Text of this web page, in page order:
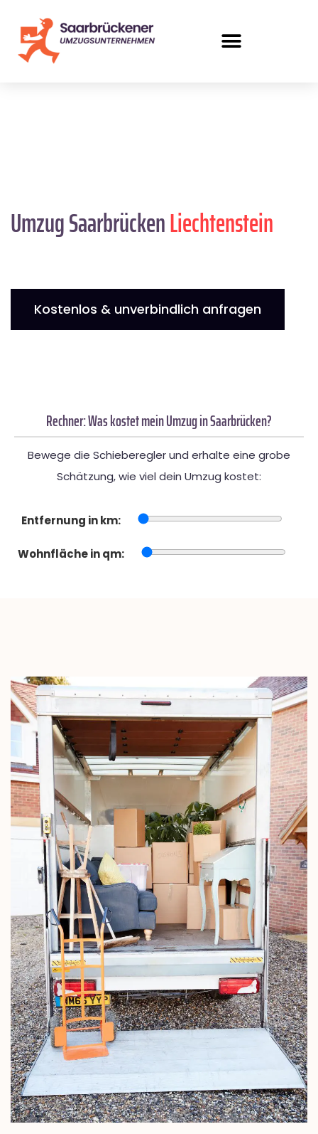
Umzug SaarbrückenLiechtenstein
Kostenlos & unverbindlich anfragen
Rechner: Was kostet mein Umzug in Saarbrücken?
Bewege die Schieberegler und erhalte eine grobe
Schätzung, wie viel dein Umzug kostet:
Entfernung in km:
Wohnfläche in qm: